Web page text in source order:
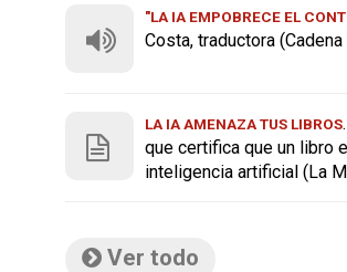
"LA IA EMPOBRECE EL
Costa, traductora
LA IA AMENAZA TUS LIBROS
que certifica que un libro
inteligencia artificial (La
Ver todo